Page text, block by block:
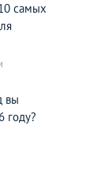
самых
вы
году?